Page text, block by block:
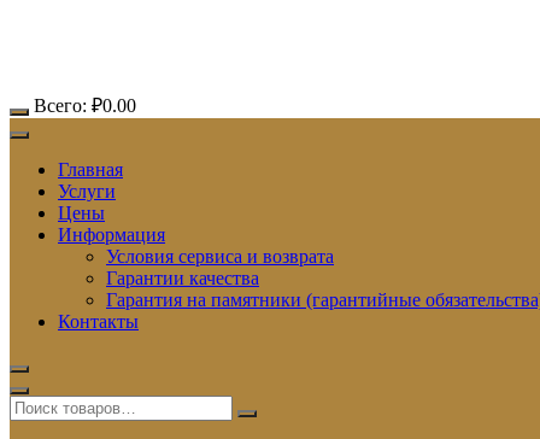
Всего: ₽0.00
Главная
Услуги
Цены
Информация
Условия сервиса и возврата
Гарантии качества
Гарантия на памятники (гарантийные
Контакты